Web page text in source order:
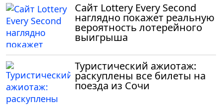
Сайт Lottery Every Second
наглядно покажет реальную
вероятность лотерейного
выигрыша
Туристический ажиотаж:
раскуплены все билеты на
поезда из Сочи